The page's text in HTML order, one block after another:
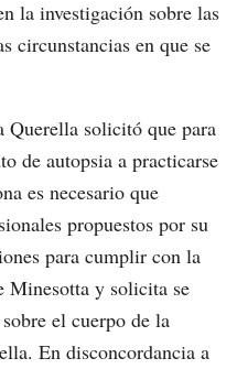
la investigación sobre las
circunstancias en que se
Querella solicitó que para
de autopsia a practicarse
es necesario que
propuestos por su
para cumplir con la
Minesotta y solicita se
el cuerpo de la
En disconcordancia a